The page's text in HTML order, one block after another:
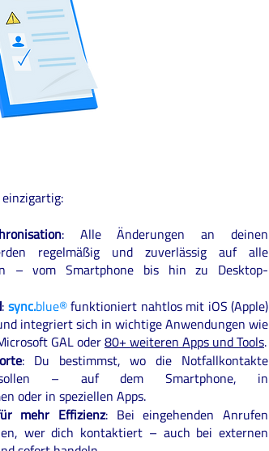
einzigartig:
: Alle Änderungen an deinen
regelmäßig und zuverlässig auf alle
– vom Smartphone bis hin zu Desktop-
: sync.blue®funktioniert nahtlos mit iOS (Apple)
integriert sich in wichtige Anwendungen wie
GAL oder80+ weiteren Apps und Tools.
: Du bestimmst, wo die Notfallkontakte
– auf dem Smartphone, in
oder in speziellen Apps.
mehr Effizienz: Bei eingehenden Anrufen
wer dich kontaktiert – auch bei externen